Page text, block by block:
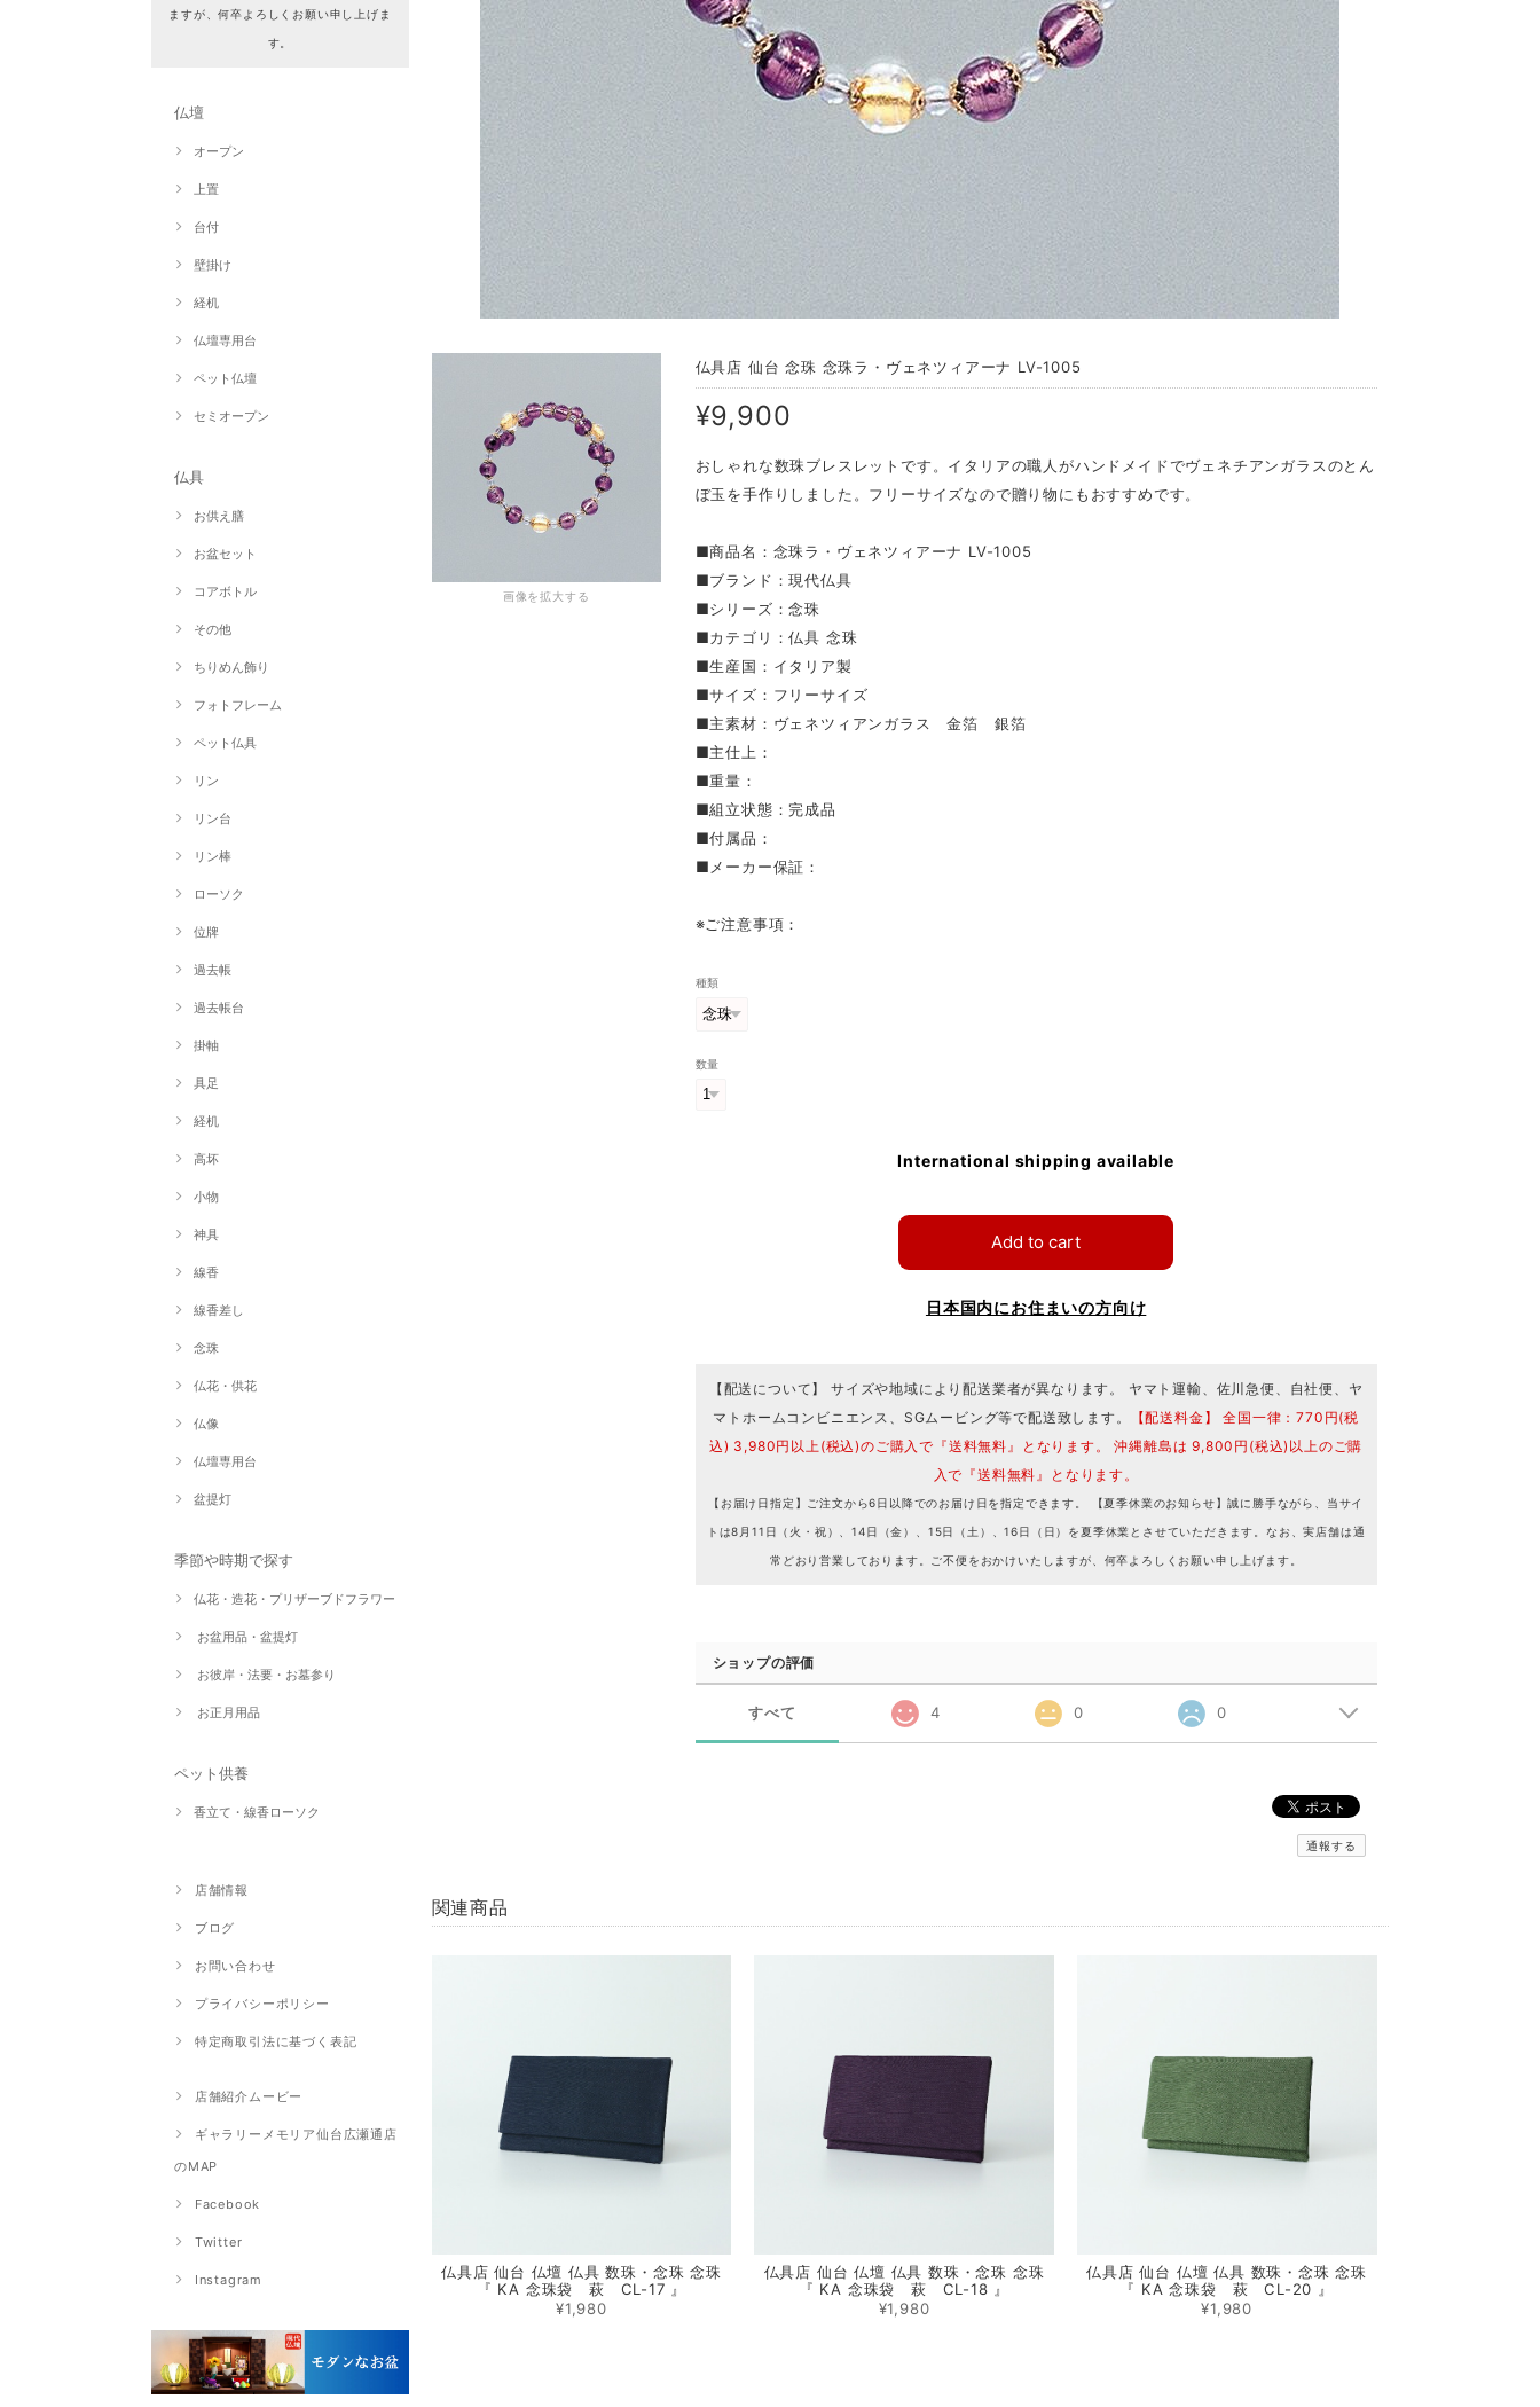
ますが、何卒よろしくお願い申し上げま
す。
仏壇
オープン
上置
台付
壁掛け
経机
仏壇専用台
ペット仏壇
セミオープン
仏具
お供え膳
お盆セット
コアボトル
その他
ちりめん飾り
フォトフレーム
ペット仏具
リン
リン台
リン棒
ローソク
位牌
過去帳
過去帳台
掛軸
具足
経机
高坏
小物
神具
線香
線香差し
念珠
仏花・供花
仏像
仏壇専用台
盆提灯
季節や時期で探す
仏花・造花・プリザーブドフラワー
お盆用品・盆提灯
お彼岸・法要・お墓参り
お正月用品
ペット供養
香立て・線香ローソク
店舗情報
ブログ
お問い合わせ
プライバシーポリシー
特定商取引法に基づく表記
店舗紹介ムービー
ギャラリーメモリア仙台広瀬通店
のMAP
Facebook
Twitter
Instagram
画像を拡大する
仏具店 仙台 念珠 念珠ラ・ヴェネツィアーナ LV-1005
¥9,900
おしゃれな数珠ブレスレットです。イタリアの職人がハンドメイドでヴェネチアンガラスのとん
ぼ玉を手作りしました。フリーサイズなので贈り物にもおすすめです。
■商品名：念珠ラ・ヴェネツィアーナ LV-1005
■ブランド：現代仏具
■シリーズ：念珠
■カテゴリ：仏具 念珠
■生産国：イタリア製
■サイズ：フリーサイズ
■主素材：ヴェネツィアンガラス 金箔 銀箔
■主仕上：
■重量：
■組立状態：完成品
■付属品：
■メーカー保証：
※ご注意事項：
種類
数量
International shipping available
Add to cart
日本国内にお住まいの方向け
【配送について】 サイズや地域により配送業者が異なります。 ヤマト運輸、佐川急便、自社便、ヤ
マトホームコンビニエンス、SGムービング等で配送致します。
【配送料金】 全国一律：770円(税
込) 3,980円以上(税込)のご購入で『送料無料』となります。 沖縄離島は 9,800円(税込)以上のご購
入で『送料無料』となります。
【お届け日指定】ご注文から6日以降でのお届け日を指定できます。 【夏季休業のお知らせ】誠に勝手ながら、当サイ
トは8月11日（火・祝）、14日（金）、15日（土）、16日（日）を夏季休業とさせていただきます。なお、実店舗は通
常どおり営業しております。ご不便をおかけいたしますが、何卒よろしくお願い申し上げます。
ショップの評価
すべて 4 0 0
通報する
関連商品
仏具店 仙台 仏壇 仏具 数珠・念珠 念珠
『 KA 念珠袋 萩 CL-17 』
¥1,980
仏具店 仙台 仏壇 仏具 数珠・念珠 念珠
『 KA 念珠袋 萩 CL-18 』
¥1,980
仏具店 仙台 仏壇 仏具 数珠・念珠 念珠
『 KA 念珠袋 萩 CL-20 』
¥1,980